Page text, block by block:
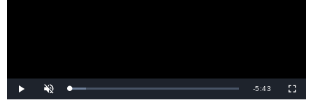
播
放
開
啟
載
入
剩
-5:43
全
螢